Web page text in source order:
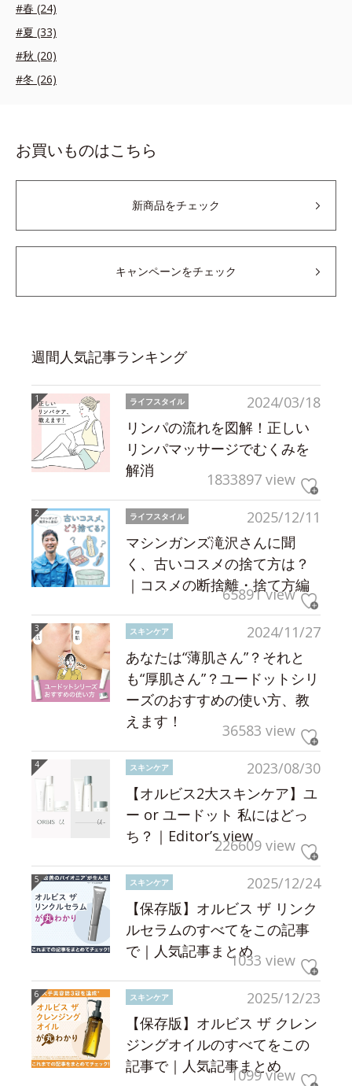
#春 (24)
#夏 (33)
#秋 (20)
#冬 (26)
お買いものはこちら
新商品をチェック
キャンペーンをチェック
週間人気記事ランキング
2024/03/18
ライフスタイル
リンパの流れを図解！正しい
リンパマッサージでむくみを
解消
1833897 view
2025/12/11
ライフスタイル
マシンガンズ滝沢さんに聞
く、古いコスメの捨て方は？
｜コスメの断捨離・捨て方編
65891 view
2024/11/27
スキンケア
あなたは“薄肌さん”？それと
も“厚肌さん”？ユードットシリ
ーズのおすすめの使い方、教
えます！
36583 view
2023/08/30
スキンケア
【オルビス2大スキンケア】ユ
ー or ユードット 私にはどっ
ち？｜Editor’s view226609 view
2025/12/24
スキンケア
【保存版】オルビス ザ リンク
ルセラムのすべてをこの記事
で｜人気記事まとめ1033 view
2025/12/23
スキンケア
【保存版】オルビス ザ クレン
ジングオイルのすべてをこの
記事で｜人気記事まとめ
1099 view